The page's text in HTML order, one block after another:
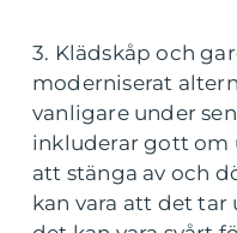
3. Klädskåp och
moderniserat
vanligare under
inkluderar gott
att stänga av och
kan vara att det